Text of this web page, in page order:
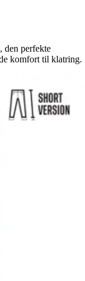
den perfekte
komfort til klatring.